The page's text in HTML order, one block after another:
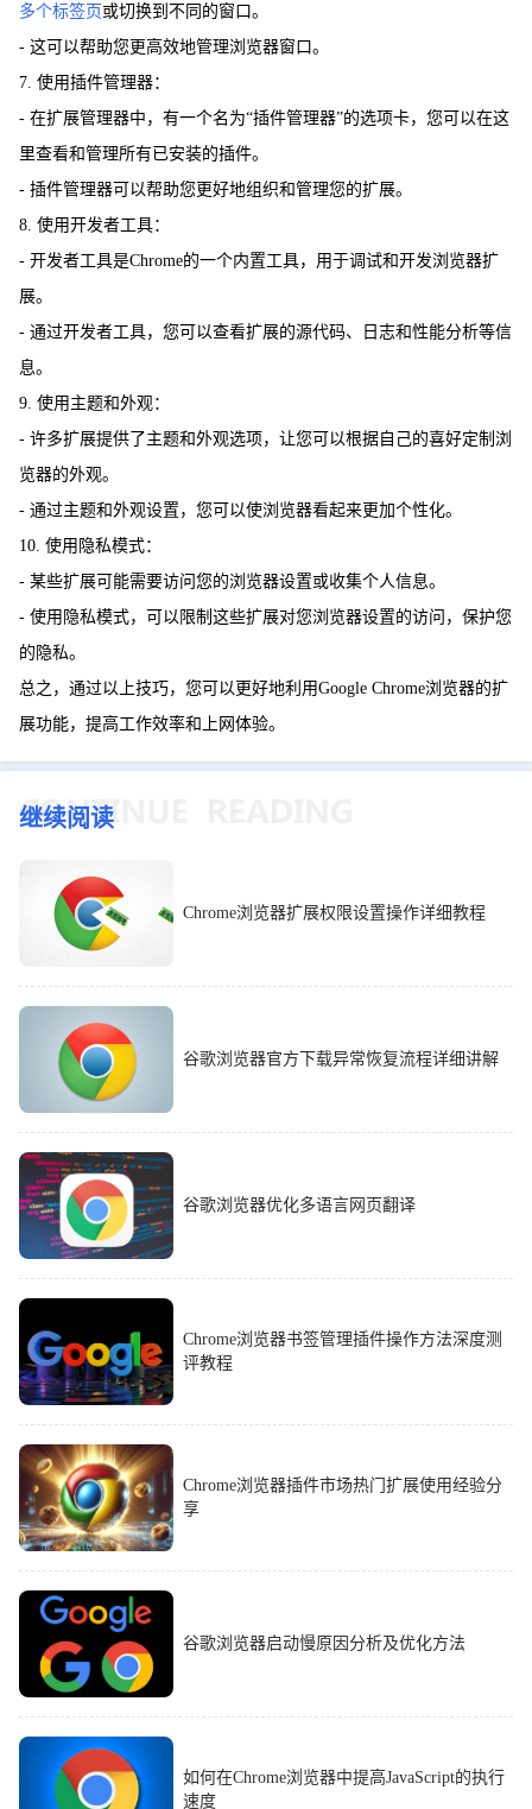
多个标签页或切换到不同的窗口。
- 这可以帮助您更高效地管理浏览器窗口。
7. 使用插件管理器：
- 在扩展管理器中，有一个名为“插件管理器”的选项卡，您可以在这
里查看和管理所有已安装的插件。
- 插件管理器可以帮助您更好地组织和管理您的扩展。
8. 使用开发者工具：
- 开发者工具是Chrome的一个内置工具，用于调试和开发浏览器扩
展。
- 通过开发者工具，您可以查看扩展的源代码、日志和性能分析等信
息。
9. 使用主题和外观：
- 许多扩展提供了主题和外观选项，让您可以根据自己的喜好定制浏
览器的外观。
- 通过主题和外观设置，您可以使浏览器看起来更加个性化。
10. 使用隐私模式：
- 某些扩展可能需要访问您的浏览器设置或收集个人信息。
- 使用隐私模式，可以限制这些扩展对您浏览器设置的访问，保护您
的隐私。
总之，通过以上技巧，您可以更好地利用Google Chrome浏览器的扩
展功能，提高工作效率和上网体验。
继续阅读
Chrome浏览器扩展权限设置操作详细教程
谷歌浏览器官方下载异常恢复流程详细讲解
谷歌浏览器优化多语言网页翻译
Chrome浏览器书签管理插件操作方法深度测
评教程
Chrome浏览器插件市场热门扩展使用经验分
享
谷歌浏览器启动慢原因分析及优化方法
如何在Chrome浏览器中提高JavaScript的执行
速度